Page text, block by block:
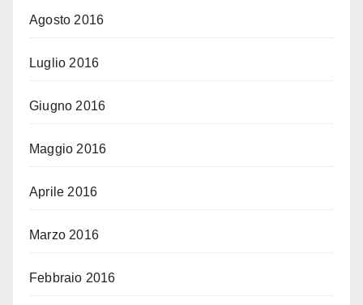
Agosto 2016
Luglio 2016
Giugno 2016
Maggio 2016
Aprile 2016
Marzo 2016
Febbraio 2016